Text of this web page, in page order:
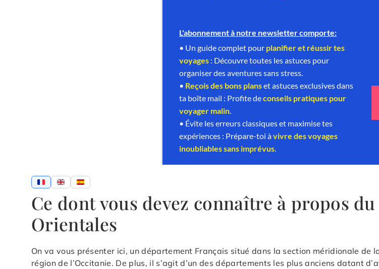
Ce dont vous devez connaître à propos
Orientales
On va vous présenter ici, un département Français situé dans la section méridionale
région de l’Occitanie. De plus, il s’agit d’un des départements les plus anciens datant